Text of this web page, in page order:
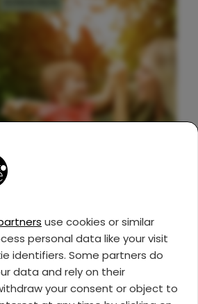
use cookies or similar
personal data like your visit
identifiers. Some partners do
data and rely on their
your consent or object to
Dit zijn de 20 redenen